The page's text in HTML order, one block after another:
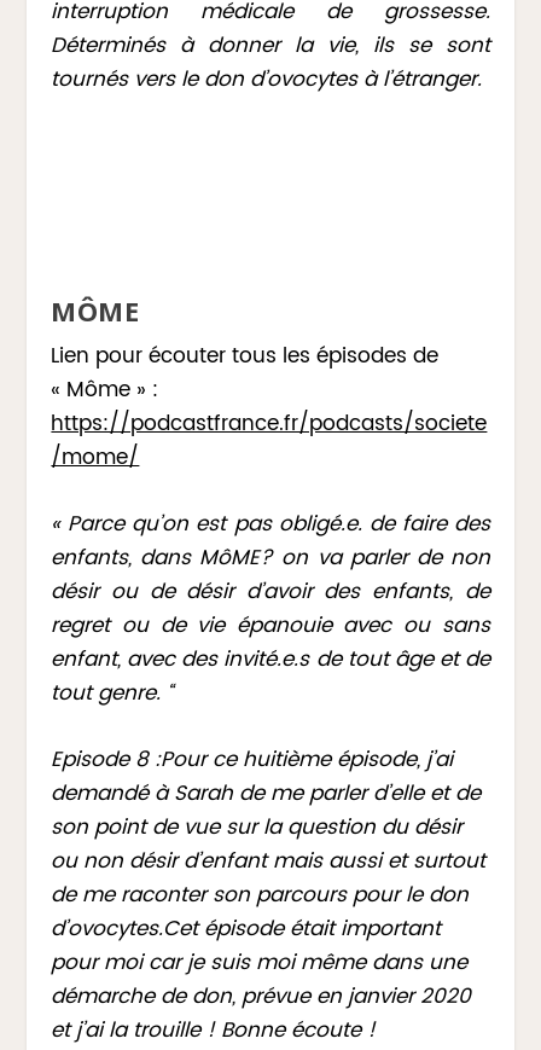
interruption médicale de grossesse.
Déterminés à donner la vie, ils se sont
tournés vers le don d’ovocytes à l’étranger.
MÔME
Lien pour écouter tous les épisodes de
« Môme » :
https://podcastfrance.fr/podcasts/societe
/mome/
« Parce qu’on est pas obligé.e. de faire des
enfants, dans MôME? on va parler de non
désir ou de désir d’avoir des enfants, de
regret ou de vie épanouie avec ou sans
enfant, avec des invité.e.s de tout âge et de
tout genre. “
Episode 8 :Pour ce huitième épisode, j’ai
demandé à Sarah de me parler d’elle et de
son point de vue sur la question du désir
ou non désir d’enfant mais aussi et surtout
de me raconter son parcours pour le don
d’ovocytes.Cet épisode était important
pour moi car je suis moi même dans une
démarche de don, prévue en janvier 2020
et j’ai la trouille ! Bonne écoute !